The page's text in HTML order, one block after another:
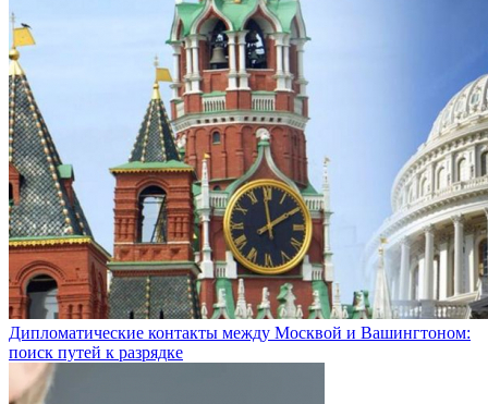
Дипломатические контакты между Москвой и Вашингтоном:
поиск путей к разрядке